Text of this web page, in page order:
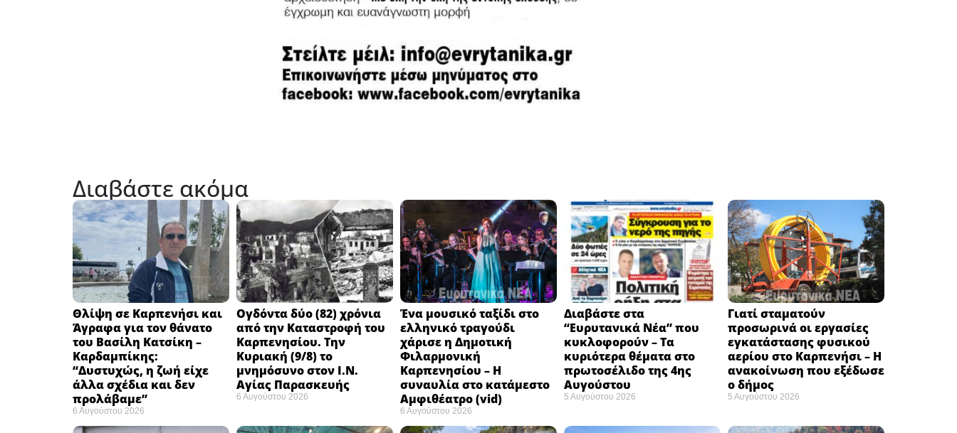
Διαβάστε ακόμα
Θλίψη σε Καρπενήσι και
Άγραφα για τον θάνατο
του Βασίλη Κατσίκη –
Καρδαμπίκης:
“Δυστυχώς, η ζωή είχε
άλλα σχέδια και δεν
προλάβαμε”
6 Αυγούστου 2026
Ογδόντα δύο (82) χρόνια
από την Καταστροφή του
Καρπενησίου. Την
Κυριακή (9/8) το
μνημόσυνο στον Ι.Ν.
Αγίας Παρασκευής
6 Αυγούστου 2026
Ένα μουσικό ταξίδι στο
ελληνικό τραγούδι
χάρισε η Δημοτική
Φιλαρμονική
Καρπενησίου – Η
συναυλία στο κατάμεστο
Αμφιθέατρο (vid)
6 Αυγούστου 2026
Διαβάστε στα
“Ευρυτανικά Νέα” που
κυκλοφορούν – Τα
κυριότερα θέματα στο
πρωτοσέλιδο της 4ης
Αυγούστου
5 Αυγούστου 2026
Γιατί σταματούν
προσωρινά οι εργασίες
εγκατάστασης φυσικού
αερίου στο Καρπενήσι – Η
ανακοίνωση που εξέδωσε
ο δήμος
5 Αυγούστου 2026